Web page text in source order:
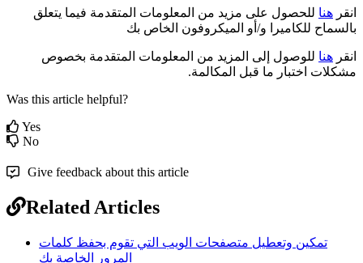
نقر هنا للحصول على مز يد من لمعلومات لمتقدمة فيما يتعلق
بالسماح للكامير و/ و لميكر وفون لخاص بك
نقر هنا للوصول لى لمز يد من لمعلومات لمتقدمة بخصوص
مشكلت ختبار ما قبل لمكالمة.
Was this article helpful?
Yes
No
Give feedback about this article
Related Articles
تمكين وتعطيل متصفحات الويب التي تقوم بحفظ كلمات
المرور الخاصة بك